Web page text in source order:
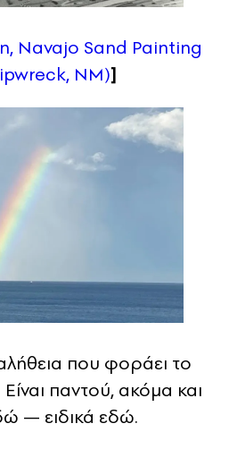
Navajo Sand Painting
NM)]
που φοράει το
παντού, ακόμα και
— ειδικά εδώ.